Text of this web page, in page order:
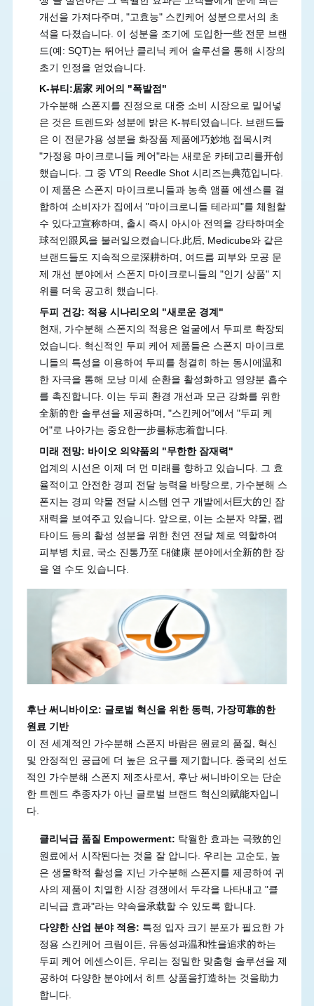
개선을 가져다주며, "고효능" 스킨케어 성분으로서의 초
석을 다졌습니다. 이 성분을 조기에 도입한一些 전문 브랜
드(예: SQT)는 뛰어난 클리닉 케어 솔루션을 통해 시장의
초기 인정을 얻었습니다.
K-뷰티:居家 케어의 "폭발점"
가수분해 스폰지를 진정으로 대중 소비 시장으로 밀어넣
은 것은 트렌드와 성분에 밝은 K-뷰티였습니다. 브랜드들
은 이 전문가용 성분을 화장품 제품에巧妙地 접목시켜
"가정용 마이크로니들 케어"라는 새로운 카테고리를开创
했습니다. 그 중 VT의 Reedle Shot 시리즈는典范입니다.
이 제품은 스폰지 마이크로니들과 농축 앰플 에센스를 결
합하여 소비자가 집에서 "마이크로니들 테라피"를 체험할
수 있다고宣称하며, 출시 즉시 아시아 전역을 강타하며全
球적인跟风을 불러일으켰습니다.此后, Medicube와 같은
브랜드들도 지속적으로深耕하며, 여드름 피부와 모공 문
제 개선 분야에서 스폰지 마이크로니들의 "인기 상품" 지
위를 더욱 공고히 했습니다.
두피 건강: 적용 시나리오의 "새로운 경계"
현재, 가수분해 스폰지의 적용은 얼굴에서 두피로 확장되
었습니다. 혁신적인 두피 케어 제품들은 스폰지 마이크로
니들의 특성을 이용하여 두피를 청결히 하는 동시에温和
한 자극을 통해 모낭 미세 순환을 활성화하고 영양분 흡수
를 촉진합니다. 이는 두피 환경 개선과 모근 강화를 위한
全新的한 솔루션을 제공하며, "스킨케어"에서 "두피 케
어"로 나아가는 중요한一步를标志着합니다.
미래 전망: 바이오 의약품의 "무한한 잠재력"
업계의 시선은 이제 더 먼 미래를 향하고 있습니다. 그 효
율적이고 안전한 경피 전달 능력을 바탕으로, 가수분해 스
폰지는 경피 약물 전달 시스템 연구 개발에서巨大的인 잠
재력을 보여주고 있습니다. 앞으로, 이는 소분자 약물, 펩
타이드 등의 활성 성분을 위한 천연 전달 체로 역할하여
피부병 치료, 국소 진통乃至 대健康 분야에서全新的한 장
을 열 수도 있습니다.
후난 써니바이오: 글로벌 혁신을 위한 동력, 가장可靠的한
원료 기반
이 전 세계적인 가수분해 스폰지 바람은 원료의 품질, 혁신
및 안정적인 공급에 더 높은 요구를 제기합니다. 중국의 선도
적인 가수분해 스폰지 제조사로서, 후난 써니바이오는 단순
한 트렌드 추종자가 아닌 글로벌 브랜드 혁신의赋能자입니
다.
클리닉급 품질 Empowerment: 탁월한 효과는 극致的인
원료에서 시작된다는 것을 잘 압니다. 우리는 고순도, 높
은 생물학적 활성을 지닌 가수분해 스폰지를 제공하여 귀
사의 제품이 치열한 시장 경쟁에서 두각을 나타내고 "클
리닉급 효과"라는 약속을承载할 수 있도록 합니다.
다양한 산업 분야 적응: 특정 입자 크기 분포가 필요한 가
정용 스킨케어 크림이든, 유동성과温和性을追求的하는
두피 케어 에센스이든, 우리는 정밀한 맞춤형 솔루션을 제
공하여 다양한 분야에서 히트 상품을打造하는 것을助力
합니다.